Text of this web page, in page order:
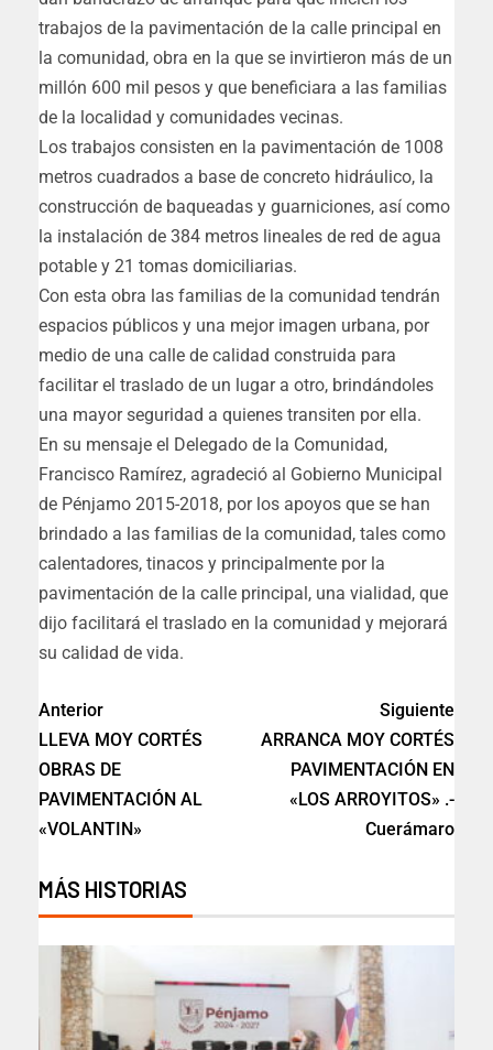
trabajos de la pavimentación de la calle principal en
la comunidad, obra en la que se invirtieron más de un
millón 600 mil pesos y que beneficiara a las familias
de la localidad y comunidades vecinas.
Los trabajos consisten en la pavimentación de 1008
metros cuadrados a base de concreto hidráulico, la
construcción de baqueadas y guarniciones, así como
la instalación de 384 metros lineales de red de agua
potable y 21 tomas domiciliarias.
Con esta obra las familias de la comunidad tendrán
espacios públicos y una mejor imagen urbana, por
medio de una calle de calidad construida para
facilitar el traslado de un lugar a otro, brindándoles
una mayor seguridad a quienes transiten por ella.
En su mensaje el Delegado de la Comunidad,
Francisco Ramírez, agradeció al Gobierno Municipal
de Pénjamo 2015-2018, por los apoyos que se han
brindado a las familias de la comunidad, tales como
calentadores, tinacos y principalmente por la
pavimentación de la calle principal, una vialidad, que
dijo facilitará el traslado en la comunidad y mejorará
su calidad de vida.
Anterior
LLEVA MOY CORTÉS
OBRAS DE
PAVIMENTACIÓN AL
«VOLANTIN»
Siguiente
ARRANCA MOY CORTÉS
PAVIMENTACIÓN EN
«LOS ARROYITOS» .-
Cuerámaro
MÁS HISTORIAS